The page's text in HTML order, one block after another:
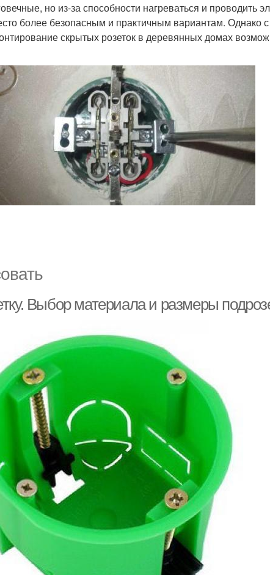
но из-за способности нагреваться и проводить
более безопасным и практичным вариантам. Однако
скрытых розеток в деревянных домах
Выбор материала и размеры